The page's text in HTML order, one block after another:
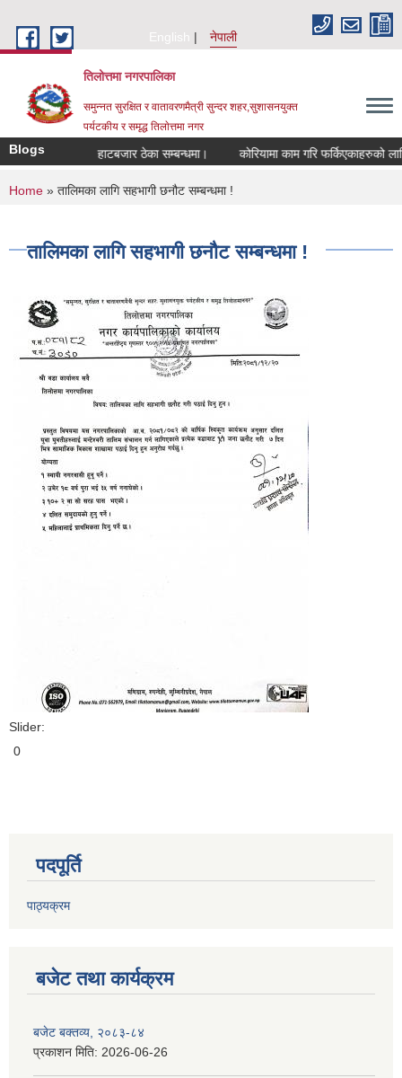
English
नेपाली
तिलोत्तमा नगरपालिका
समुन्नत सुरक्षित र वातावरणमैत्री सुन्दर शहर,सुशासनयुक्त
पर्यटकीय र समृद्ध तिलाेत्तमा नगर
Blogs हाटबजार ठेका सम्बन्धमा। कोरियामा काम गरि फर्किएकाहरुको लागि
You are here
Home » तालिमका लागि सहभागी छनौट सम्बन्धमा !
तालिमका लागि सहभागी छनौट सम्बन्धमा !
Slider:
0
पदपूर्ति
पाठ्यक्रम
बजेट तथा कार्यक्रम
बजेट बक्तव्य, २०८३-८४
प्रकाशन मिति: 2026-06-26